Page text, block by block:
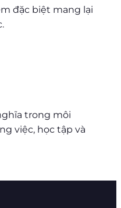
đặc biệt mang lại
trong môi
việc, học tập và